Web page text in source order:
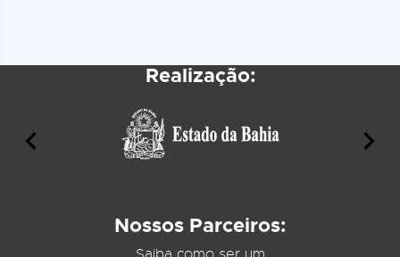
Realização:
Nossos Parceiros: